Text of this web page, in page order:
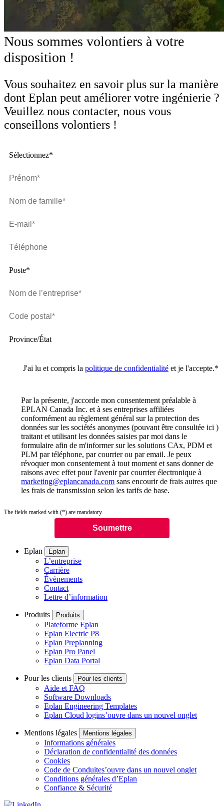
Nous sommes volontiers à votre
disposition !
Vous souhaitez en savoir plus sur la manière
dont Eplan peut améliorer votre ingénierie ?
Veuillez nous contacter, nous vous
conseillons volontiers !
Sélectionnez*
Poste*
Province/État
J'ai lu et compris la politique de confidentialité et je l'accepte.*
Par la présente, j'accorde mon consentement préalable à
EPLAN Canada Inc. et à ses entreprises affiliées
conformément au règlement général sur la protection des
données sur les sociétés anonymes (pouvant être consultée ici )
traitant et utilisant les données saisies par moi dans le
formulaire afin de m'informer sur les solutions CAx, PDM et
PLM par téléphone, par courrier ou par email. Je peux
révoquer mon consentement à tout moment et sans donner de
raisons avec effet pour l'avenir par courrier électronique à
marketing@eplancanada.com sans encourir de frais autres que
les frais de transmission selon les tarifs de base.
The fields marked with (*) are mandatory.
Eplan Eplan
L’entreprise
Carrière
Évènements
Contact
Lettre d’information
Produits Produits
Plateforme Eplan
Eplan Electric P8
Eplan Preplanning
Eplan Pro Panel
Eplan Data Portal
Pour les clients Pour les clients
Aide et FAQ
Software Downloads
Eplan Engineering Templates
Eplan Cloud logins’ouvre dans un nouvel onglet
Mentions légales Mentions légales
Informations générales
Déclaration de confidentialité des données
Cookies
Code de Conduites’ouvre dans un nouvel onglet
Conditions générales d’Eplan
Confiance & Sécurité